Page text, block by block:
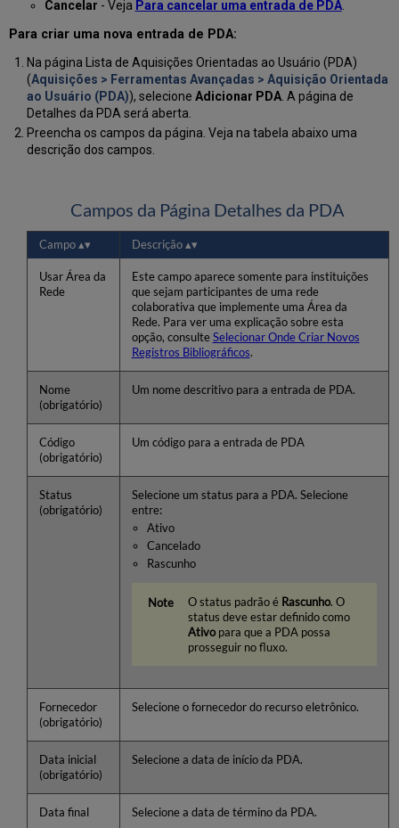
Cancelar - Veja Para cancelar uma entrada de PDA.
Para criar uma nova entrada de PDA:
Na página Lista de Aquisições Orientadas ao Usuário (PDA)
(Aquisições > Ferramentas Avançadas > Aquisição Orientada
ao Usuário (PDA)), selecione Adicionar PDA. A página de
Detalhes da PDA será aberta.
Preencha os campos da página. Veja na tabela abaixo uma
descrição dos campos.
Campo Descrição
Campos da Página Detalhes da PDA
Usar Área da
Rede
Este campo aparece somente para instituições
que sejam participantes de uma rede
colaborativa que implemente uma Área da
Rede. Para ver uma explicação sobre esta
opção, consulte Selecionar Onde Criar Novos
Registros Bibliográficos.
Nome
(obrigatório)
Um nome descritivo para a entrada de PDA.
Código
(obrigatório)
Um código para a entrada de PDA
Status
(obrigatório)
Selecione um status para a PDA. Selecione
entre:
Ativo
Cancelado
Rascunho
O status padrão é Rascunho. O
status deve estar definido como
Ativopara que a PDA possa
prosseguir no fluxo.
Fornecedor
(obrigatório)
Selecione o fornecedor do recurso eletrônico.
Data inicial
(obrigatório)
Selecione a data de início da PDA.
Data final Selecione a data de término da PDA.